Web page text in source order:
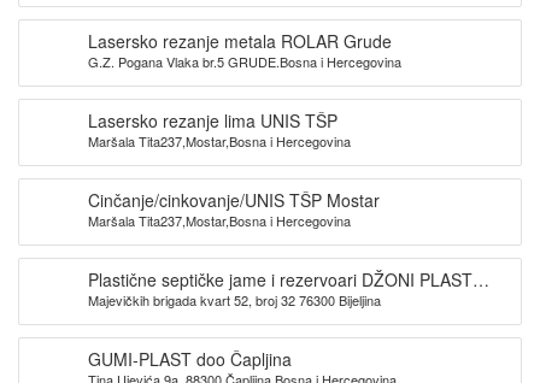
Lasersko rezanje metala ROLAR Grude
G.Z. Pogana Vlaka br.5 GRUDE.Bosna i Hercegovina
Lasersko rezanje lima UNIS TŠP
Maršala Tita237,Mostar,Bosna i Hercegovina
Cinčanje/cinkovanje/UNIS TŠP Mostar
Maršala Tita237,Mostar,Bosna i Hercegovina
Plastične septičke jame i rezervoari DŽONI PLAST
Bijeljina
Majevičkih brigada kvart 52, broj 32 76300 Bijeljina
GUMI-PLAST doo Čapljina
Tina Ujevića 9a, 88300 Čapljina,Bosna i Hercegovina